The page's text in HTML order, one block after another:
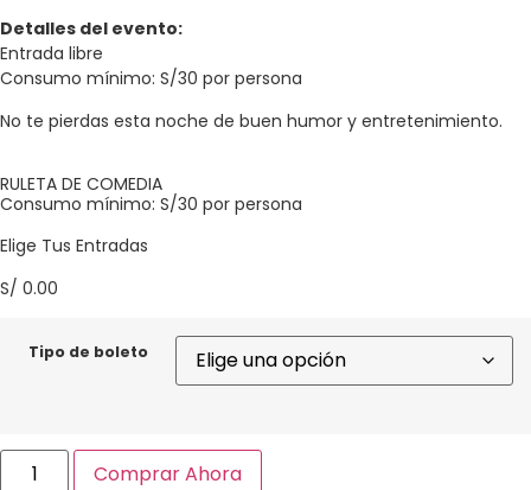
Detalles del evento:
Entrada libre
Consumo mínimo: S/30 por persona
No te pierdas esta noche de buen humor y entretenimiento.
RULETA DE COMEDIA
Consumo mínimo: S/30 por persona
Elige Tus Entradas
S/ 0.00
Tipo de boleto
Comprar Ahora